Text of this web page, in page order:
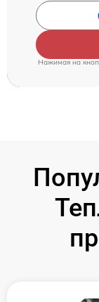
Нажимая на